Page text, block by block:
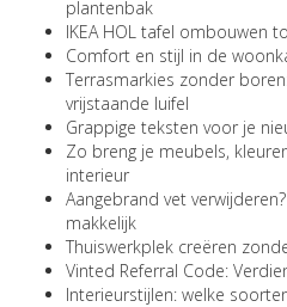
plantenbak
IKEA HOL tafel ombouwen
Comfort en stijl in de
Terrasmarkies zonder
vrijstaande luifel
Grappige teksten voor je
Zo breng je meubels,
interieur
Aangebrand vet
makkelijk
Thuiswerkplek creëren
Vinted Referral Code:
Interieurstijlen: welke